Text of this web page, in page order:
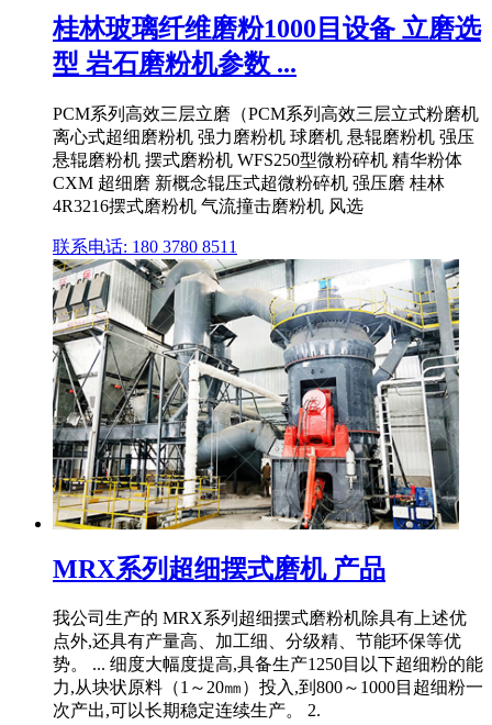
桂林玻璃纤维磨粉1000目设备 立磨选
型 岩石磨粉机参数 ...
PCM系列高效三层立磨（PCM系列高效三层立式粉磨机
离心式超细磨粉机 强力磨粉机 球磨机 悬辊磨粉机 强压
悬辊磨粉机 摆式磨粉机 WFS250型微粉碎机 精华粉体
CXM 超细磨 新概念辊压式超微粉碎机 强压磨 桂林
4R3216摆式磨粉机 气流撞击磨粉机 风选
联系电话: 180 3780 8511
MRX系列超细摆式磨机 产品
我公司生产的 MRX系列超细摆式磨粉机除具有上述优
点外,还具有产量高、加工细、分级精、节能环保等优
势。 ... 细度大幅度提高,具备生产1250目以下超细粉的能
力,从块状原料（1～20㎜）投入,到800～1000目超细粉一
次产出,可以长期稳定连续生产。 2.